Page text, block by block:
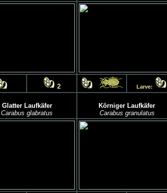
2 Larve:
Glatter Laufkäfer
Carabus glabratus
Körniger Laufkäfer
Carabus granulatus